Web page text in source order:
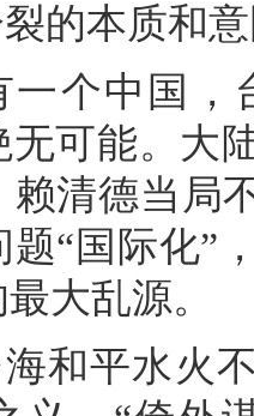
的本质和
一个中国，
无可能。大
清德当局
题“国际化”
大乱源。
和平水火